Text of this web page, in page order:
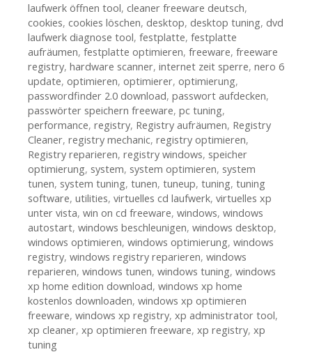
laufwerk öffnen tool, cleaner freeware deutsch,
cookies, cookies löschen, desktop, desktop tuning, dvd
laufwerk diagnose tool, festplatte, festplatte
aufräumen, festplatte optimieren, freeware, freeware
registry, hardware scanner, internet zeit sperre, nero 6
update, optimieren, optimierer, optimierung,
passwordfinder 2.0 download, passwort aufdecken,
passwörter speichern freeware, pc tuning,
performance, registry, Registry aufräumen, Registry
Cleaner, registry mechanic, registry optimieren,
Registry reparieren, registry windows, speicher
optimierung, system, system optimieren, system
tunen, system tuning, tunen, tuneup, tuning, tuning
software, utilities, virtuelles cd laufwerk, virtuelles xp
unter vista, win on cd freeware, windows, windows
autostart, windows beschleunigen, windows desktop,
windows optimieren, windows optimierung, windows
registry, windows registry reparieren, windows
reparieren, windows tunen, windows tuning, windows
xp home edition download, windows xp home
kostenlos downloaden, windows xp optimieren
freeware, windows xp registry, xp administrator tool,
xp cleaner, xp optimieren freeware, xp registry, xp
tuning